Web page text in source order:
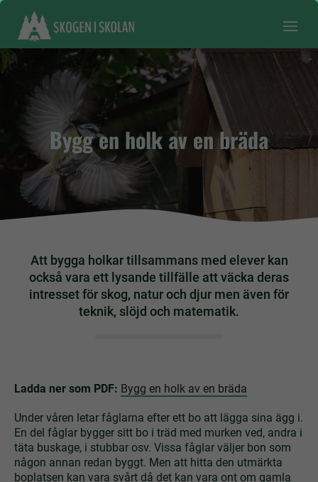
Bygg en holk av en bräda
Att bygga holkar tillsammans med elever kan
också vara ett lysande tillfälle att väcka deras
intresset för skog, natur och djur men även för
teknik, slöjd och matematik.
Ladda ner som PDF: Bygg en holk av en bräda
Under våren letar fåglarna efter ett bo att lägga sina ägg i.
En del fåglar bygger sitt bo i träd med murken ved, andra i
täta buskage, i stubbar osv. Vissa fåglar väljer bon som
någon annan redan byggt. Men att hitta den utmärkta
boplatsen kan vara svårt då det kan vara ont om gamla